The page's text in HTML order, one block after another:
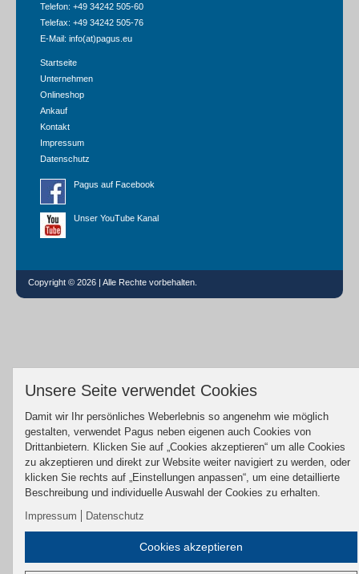
Telefon: +49 34242 505-60
Telefax: +49 34242 505-76
E-Mail: info(at)pagus.eu
Startseite
Unternehmen
Onlineshop
Ankauf
Kontakt
Impressum
Datenschutz
Pagus auf Facebook
Unser YouTube Kanal
Copyright © 2026 | Alle Rechte vorbehalten.
Unsere Seite verwendet Cookies
Damit wir Ihr persönliches Weberlebnis so angenehm wie möglich
gestalten, verwendet Pagus neben eigenen auch Cookies von
Drittanbietern. Klicken Sie auf „Cookies akzeptieren“ um alle Cookies
zu akzeptieren und direkt zur Website weiter navigiert zu werden, oder
klicken Sie rechts auf „Einstellungen anpassen“, um eine detaillierte
Beschreibung und individuelle Auswahl der Cookies zu erhalten.
Impressum
Datenschutz
Cookies akzeptieren